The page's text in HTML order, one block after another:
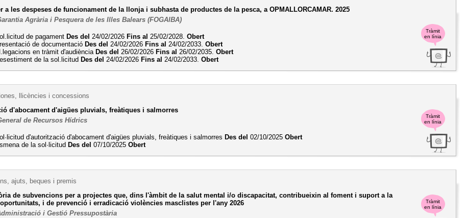
Tràmit
en línia
a les despeses de funcionament de la llonja i subhasta de productes de la pesca, a OPMALLORCAMAR. 2025
Agrària i Pesquera de les Illes Balears (FOGAIBA)
de pagament Des del 24/02/2026 Fins al 25/02/2028.Obert
de documentació Des del 24/02/2026 Fins al 24/02/2033.Obert
en tràmit d'audiència Des del 26/02/2026 Fins al 26/02/2035.Obert
de la sol.licitud Des del 24/02/2026 Fins al 24/02/2033.Obert
Tràmit
en línia
llicències i concessions
d'abocament d'aigües pluvials, freàtiques i salmorres
de Recursos Hídrics
d'autorització d'abocament d'aigües pluvials, freàtiques i salmorres Des del 02/10/2025Obert
de la sol·licitud Des del 07/10/2025Obert
Tràmit
en línia
ajuts, beques i premis
de subvencions per a projectes que, dins l'àmbit de la salut mental i/o discapacitat, contribueixin al foment i suport a la
i de prevenció i erradicació violències masclistes per l'any 2026
i Gestió Pressupostària